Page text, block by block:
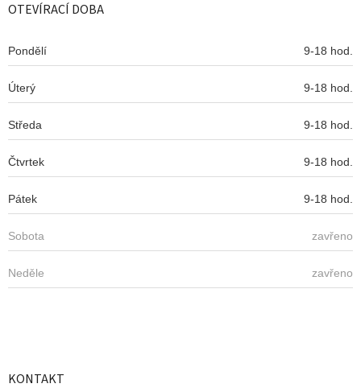
OTEVÍRACÍ DOBA
Pondělí 9-18 hod.
Úterý 9-18 hod.
Středa 9-18 hod.
Čtvrtek 9-18 hod.
Pátek 9-18 hod.
Sobota zavřeno
Neděle zavřeno
KONTAKT